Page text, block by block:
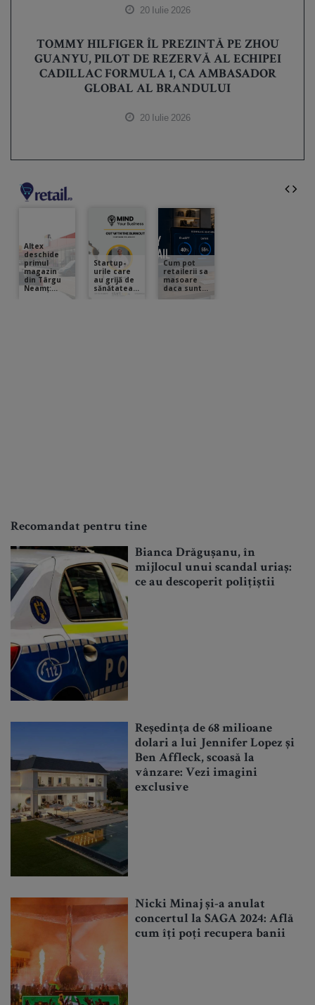
20 Iulie 2026
TOMMY HILFIGER ÎL PREZINTĂ PE ZHOU
GUANYU, PILOT DE REZERVĂ AL ECHIPEI
CADILLAC FORMULA 1, CA AMBASADOR
GLOBAL AL BRANDULUI
20 Iulie 2026
Recomandat pentru tine
Bianca Drăgușanu, în
mijlocul unui scandal uriaș:
ce au descoperit polițiștii
Reședința de 68 milioane
dolari a lui Jennifer Lopez și
Ben Affleck, scoasă la
vânzare: Vezi imagini
exclusive
Nicki Minaj și-a anulat
concertul la SAGA 2024: Află
cum îți poți recupera banii